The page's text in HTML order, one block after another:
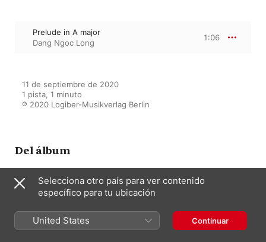
Prelude in A major
Dang Ngoc Long
1:06
11 de septiembre de 2020
1 pista, 1 minuto
℗ 2020 Logiber-Musikverlag Berlin
Del álbum
Guitar Music Vol. 5 - Long Plays
Dang Ngoc Long
Selecciona otro país para ver contenido
específico para tu ubicación
United States Continuar